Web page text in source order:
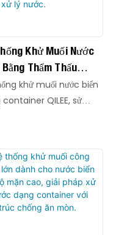
nhỏ gọn, dễ dàng triển
ven biển, đảo xa, nhà
nghiệp và nguồn
cấp nước khẩn cấp, các
này chuyển đổi
biển hoặc nước có độ
nước uống quốc tế.
nghệ SWRO tiên tiến
xuất nước ngọt đáng
Khử Muối Nước
Bằng Thẩm Thấu
Công Nghiệp Để
Nước Uống (RO),
khử muối nước biển
container QILEE, sử
8040HR hiệu suất
được tích hợp trong các
nhỏ gọn, dễ dàng triển
Được thiết kế cho các
ven biển, đảo xa, nhà